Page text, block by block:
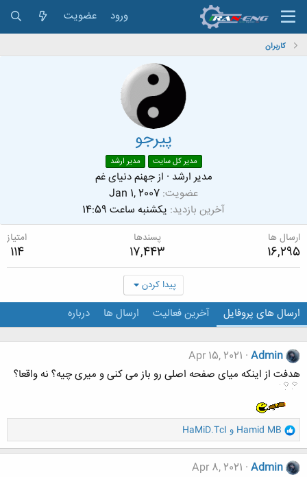
ورود عضویت
کاربران
پیرجو
مدیر کل سایت مدیر ارشد
مدیر ارشد · ازجهنم دنیای غم
عضویت Jan 1, 2007
آخرین بازدید یکشنبه ساعت 14:59
ارسال ها
16,295
پسندها
17,443
امتیاز
114
پیدا کردن
ارسال های پروفایل آخرین فعالیت ارسال ها درباره
Admin
Apr 15, 2021
هدفت از اینکه میای صفحه اصلی رو باز می کنی و میری چیه؟ نه واقعا؟
و
ا
ک
ن
Hamid MB و HaMiD.TcI
Admin
Apr 8, 2021